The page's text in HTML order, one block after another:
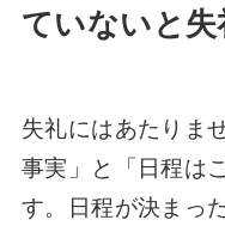
ていないと失
失礼にはあたりま
事実」と「日程は
す。日程が決まっ